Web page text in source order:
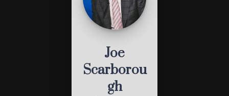
Joe
Scarborou
gh